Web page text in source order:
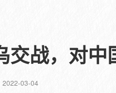
战，对中
2022-03-04